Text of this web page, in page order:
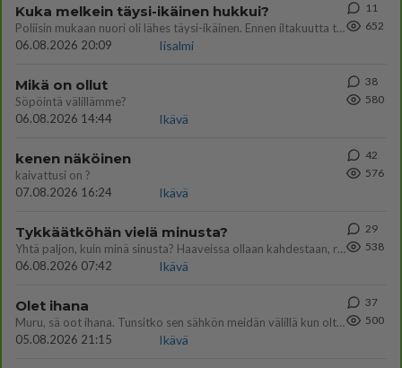
Kuka melkein täysi-ikäinen hukkui?
Poliisin mukaan nuori oli lähes täysi-ikäinen. Ennen iltakuutta tulleen ilmoituksen mukaan ihminen oli joutunut mahdoll
06.08.2026 20:09
Iisalmi
11
652
Mikä on ollut
Söpöintä välillämme?
06.08.2026 14:44
Ikävä
38
580
kenen näköinen
kaivattusi on ?
07.08.2026 16:24
Ikävä
42
576
Tykkäätköhän vielä minusta?
Yhtä paljon, kuin minä sinusta? Haaveissa ollaan kahdestaan, rauhassa ja lähennytään fyysisesti ja tutustutaan syvemmin
06.08.2026 07:42
Ikävä
29
538
Olet ihana
Muru, sä oot ihana. Tunsitko sen sähkön meidän välillä kun oltiin ihan låhekkäin? 👩‍❤️‍👩❤️😼😘
05.08.2026 21:15
Ikävä
37
500